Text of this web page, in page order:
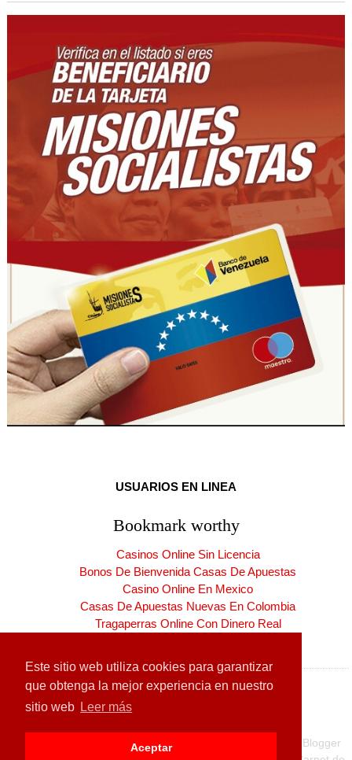
Este sitio web utiliza cookies para garantizar
que obtenga la mejor experiencia en nuestro
sitio web Leer más
Aceptar
USUARIOS EN LINEA
Bookmark worthy
Casinos Online Sin Licencia
Bonos De Bienvenida Casas De Apuestas
Casino Online En Mexico
Casas De Apuestas Nuevas En Colombia
Tragaperras Online Con Dinero Real
CARNET DE LA PATRIA
Blogger